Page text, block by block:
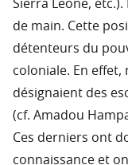
Sierra Leone,
de main. Cette
détenteurs du
coloniale. En
désignaient des
(cf. Amadou
Ces derniers ont
connaissance et